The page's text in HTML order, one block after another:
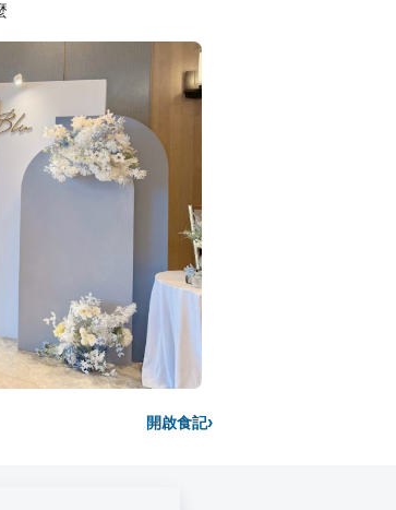
開啟食記›